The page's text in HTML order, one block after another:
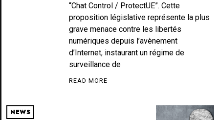
“Chat Control / ProtectUE”. Cette
proposition législative représente la plus
grave menace contre les libertés
numériques depuis l’avènement
d’Internet, instaurant un régime de
surveillance de
READ MORE
NEWS